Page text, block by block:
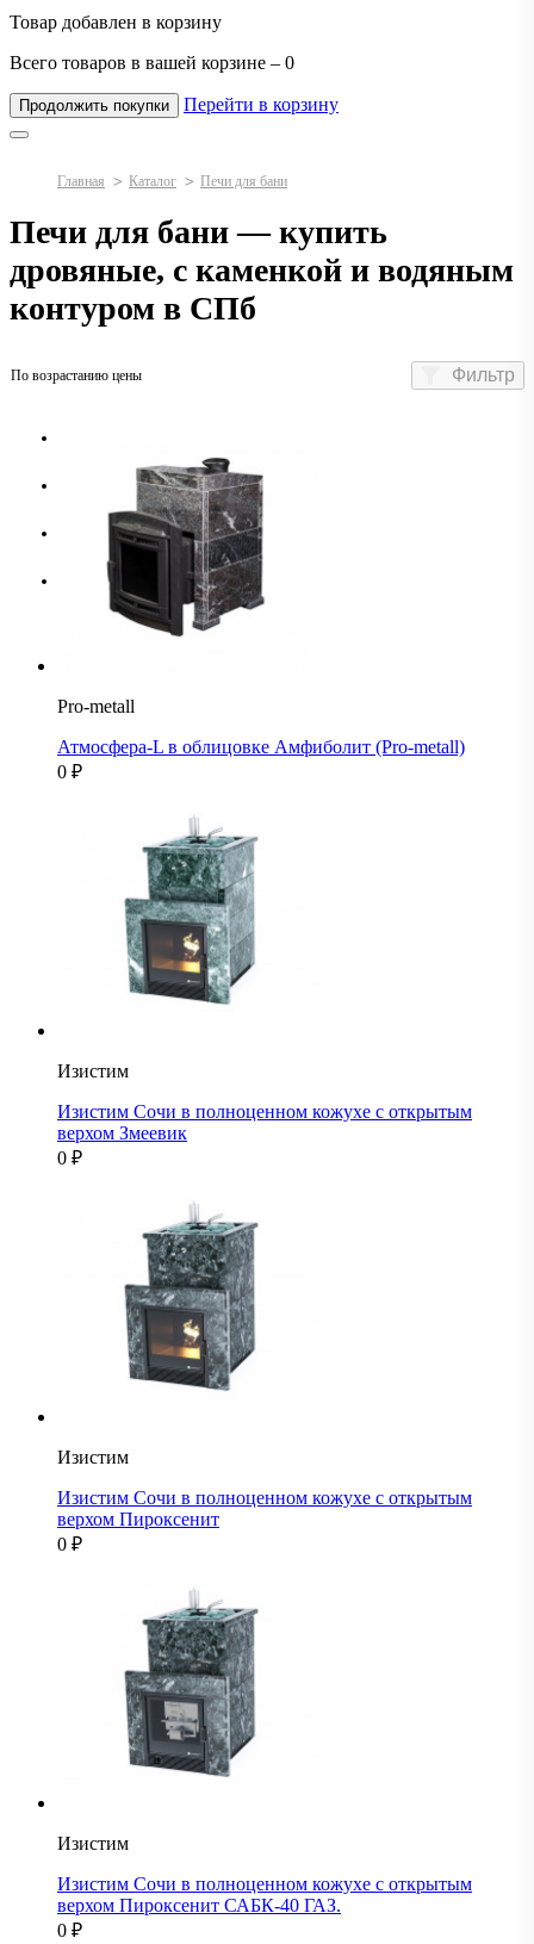
Товар добавлен в корзину
Всего товаров в вашей корзине – 0
Продолжить покупки Перейти в корзину
Главная Каталог Печи для бани
Печи для бани — купить
дровяные, с каменкой и водяным
контуром в СПб
По возрастанию цены
По убыванию цены
По названию А-Я
По названию Я-А
Фильтр
Pro-metall
Атмосфера-L в облицовке Амфиболит (Pro-metall)
0 ₽
Изистим
Изистим Сочи в полноценном кожухе с открытым
верхом Змеевик
0 ₽
Изистим
Изистим Сочи в полноценном кожухе с открытым
верхом Пироксенит
0 ₽
Изистим
Изистим Сочи в полноценном кожухе с открытым
верхом Пироксенит САБК-40 ГАЗ.
0 ₽